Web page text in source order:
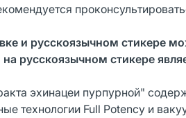
и русскоязычном стикере
русскоязычном стикере
эхинацеи пурпурной"
технологии Full Potency и